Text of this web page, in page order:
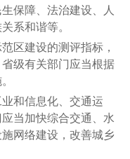
保障、法治建设、人
系和谐等。
建设的测评指标，
级有关部门应当根据
信息化、交通运
当加快综合交通、水
网络建设，改善城乡